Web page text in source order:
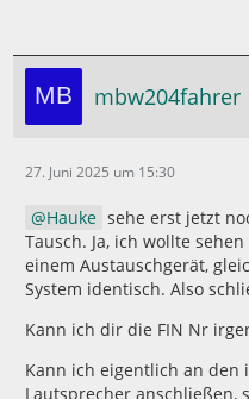
mbw204fahrer
27. Juni 2025 um 15:30
Hauke sehe erst jetzt
Tausch. Ja, ich wollte
einem Austauschgerät,
System identisch. Also
Kann ich dir die FIN Nr
Kann ich eigentlich an den
Lautsprecher anschließen,